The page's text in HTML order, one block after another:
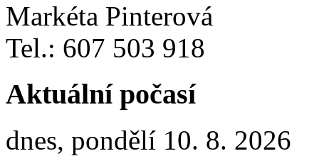
Markéta Pinterová
Tel.: 607 503 918
Aktuální počasí
dnes, pondělí 10. 8. 2026